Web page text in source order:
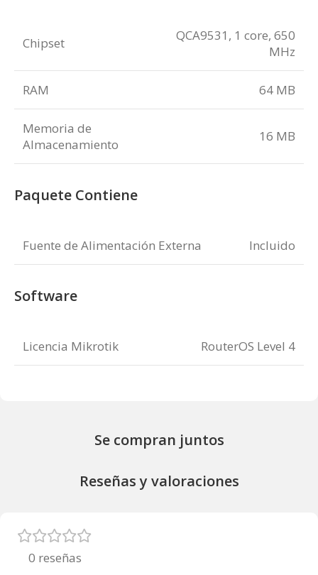
Chipset
QCA9531, 1 core, 650
MHz
RAM 64 MB
Memoria de
Almacenamiento
16 MB
Paquete Contiene
Fuente de Alimentación Externa Incluido
Software
Licencia Mikrotik RouterOS Level 4
Se compran juntos
Reseñas y valoraciones
0 reseñas